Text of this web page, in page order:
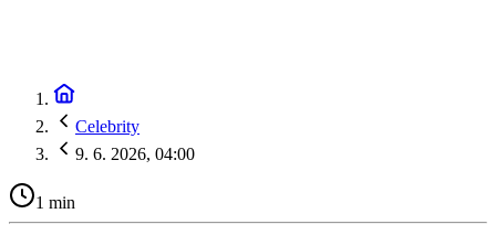
Celebrity
9. 6. 2026, 04:00
1 min